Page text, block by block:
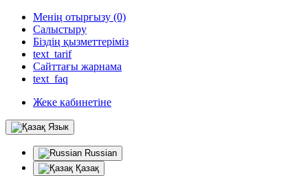
Менің отырғызу (0)
Салыстыру
Біздің қызметтеріміз
text_tarif
Сайттағы жарнама
text_faq
Жеке кабинетіне
Язык
Russian
Қазақ